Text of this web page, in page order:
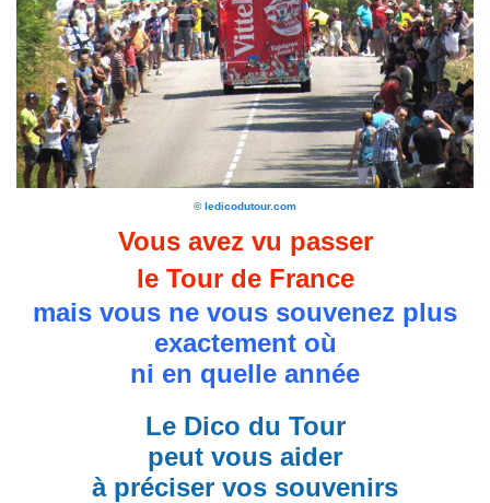
© ledicodutour.com
Vous avez vu passer
le Tour de France
mais vous ne vous souvenez plus
exactement où
ni en quelle année
Le Dico du Tour
peut vous aider
à préciser vos souvenirs